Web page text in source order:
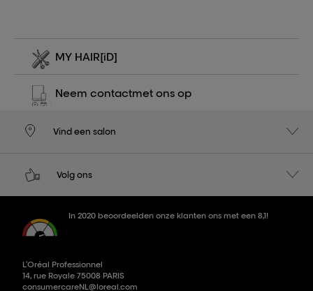
MY HAIR[iD]
Neem contactmet ons op
Vind een salon
Volg ons
In 2020 beoordeelden onze klanten ons met een 8,1!
L’Oréal Professionnel
14, rue Royale 75008 PARIS
consumercareNL@loreal.com